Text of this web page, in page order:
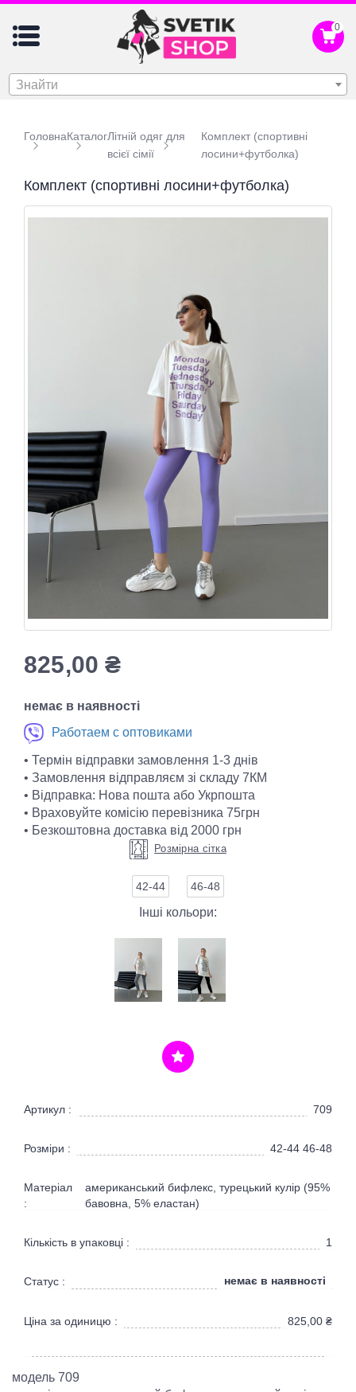
0
Знайти
ГоловнаКаталогЛітній одяг для
всієї сімії
Комплект (спортивні
лосини+футболка)
Комплект (спортивні лосини+футболка)
825,00₴
немає в наявності
Работаем с оптовиками
• Термін відправки замовлення 1-3 днів
• Замовлення відправляєм зі складу 7КМ
• Відправка: Нова пошта або Укрпошта
• Враховуйте комісію перевізника 75грн
• Безкоштовна доставка від 2000 грн
Розмірна сітка
42-44 46-48
Інші кольори:
Артикул : 709
Розміри : 42-44 46-48
Матеріал
:
американський бифлекс, турецький кулір (95%
бавовна, 5% еластан)
Кількість в упаковці : 1
Статус : немає в наявності
Ціна за одиницю : 825,00 ₴
модель 709